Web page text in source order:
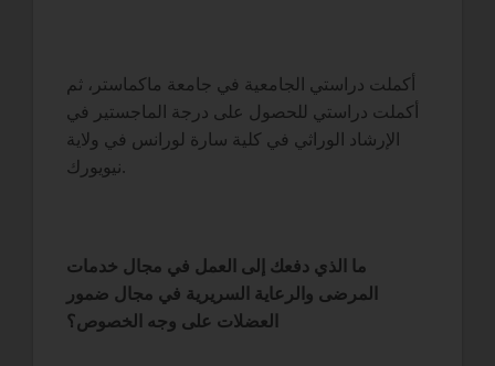
أكملت دراستي الجامعية في جامعة ماكماستر، ثم
أكملت دراستي للحصول على درجة الماجستير في
الإرشاد الوراثي في كلية سارة لورانس في ولاية
نيويورك.
ما الذي دفعك إلى العمل في مجال خدمات
المرضى والرعاية السريرية في مجال ضمور
العضلات على وجه الخصوص؟